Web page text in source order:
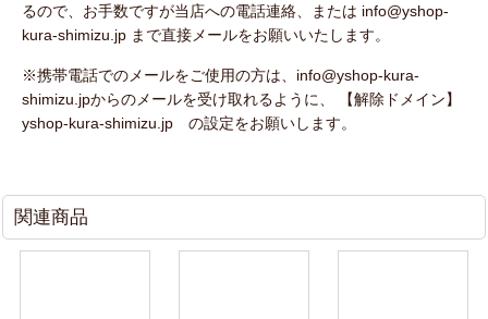
るので、お手数ですが当店への電話連絡、または info@yshop-
kura-shimizu.jp まで直接メールをお願いいたします。
※携帯電話でのメールをご使用の方は、info@yshop-kura-
shimizu.jpからのメールを受け取れるように、 【解除ドメイン】
yshop-kura-shimizu.jp の設定をお願いします。
関連商品